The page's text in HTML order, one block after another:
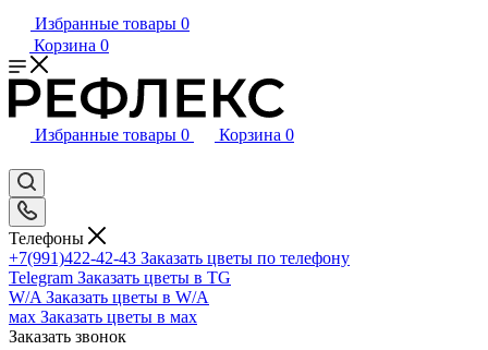
Избранные товары 0
Корзина 0
Избранные товары 0 Корзина 0
Телефоны
+7(991)422-42-43 Заказать цветы по телефону
Telegram Заказать цветы в TG
W/A Заказать цветы в W/A
мах Заказать цветы в мах
Заказать звонок